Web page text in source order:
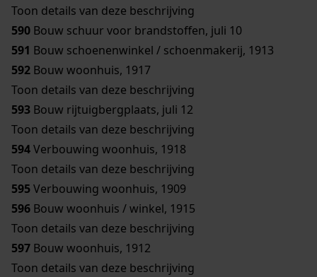
Toon details van deze beschrijving
590 Bouw schuur voor brandstoffen, juli 10
591 Bouw schoenenwinkel / schoenmakerij, 1913
592 Bouw woonhuis, 1917
Toon details van deze beschrijving
593 Bouw rijtuigbergplaats, juli 12
Toon details van deze beschrijving
594Verbouwing woonhuis, 1918
Toon details van deze beschrijving
595Verbouwing woonhuis, 1909
596 Bouw woonhuis / winkel, 1915
Toon details van deze beschrijving
597 Bouw woonhuis, 1912
Toon details van deze beschrijving